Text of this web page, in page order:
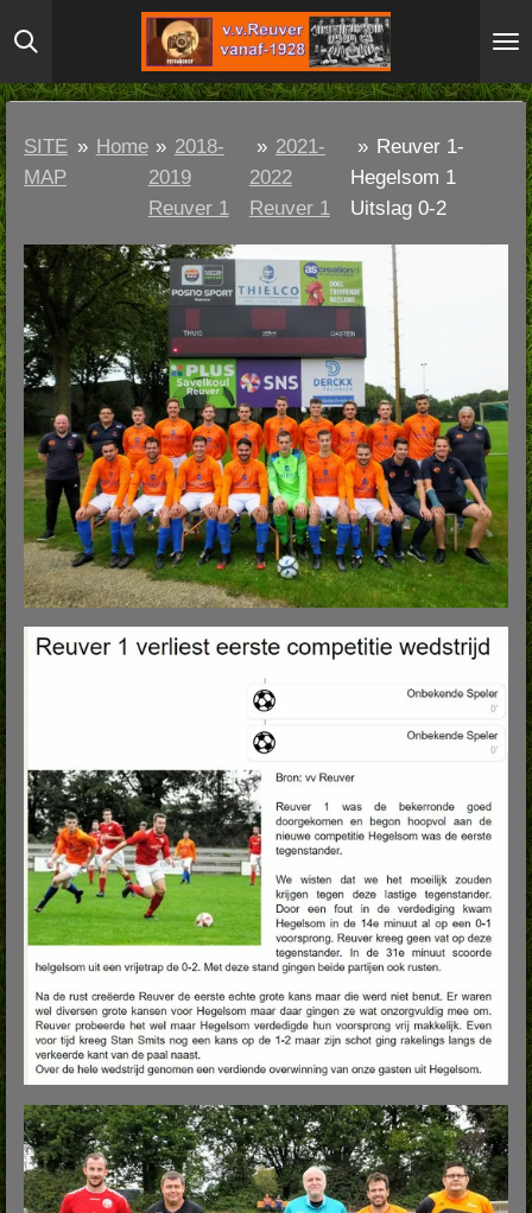
Ga
direct
naar
hoofdinhoud
SITE
MAP
» Home » 2018-
2019
Reuver 1
» 2021-
2022
Reuver 1
» Reuver 1-
Hegelsom 1
Uitslag 0-2